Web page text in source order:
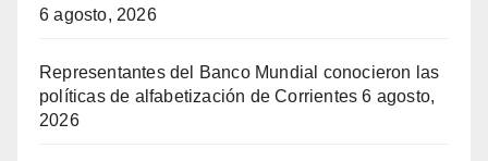
6 agosto, 2026
Representantes del Banco Mundial conocieron las
políticas de alfabetización de Corrientes 6 agosto,
2026